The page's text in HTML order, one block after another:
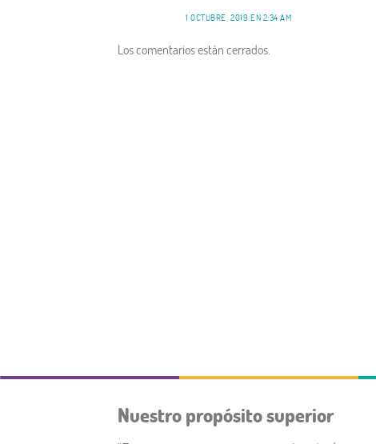
1 OCTUBRE, 2019 EN 2:34 AM
Los comentarios están cerrados.
Nuestro propósito superior